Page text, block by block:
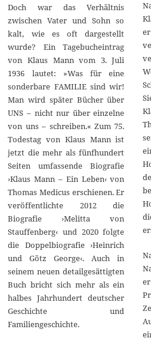
Doch war das Verhältnis
zwischen Vater und Sohn so
kalt, wie es oft dargestellt
wurde? Ein Tagebucheintrag
von Klaus Mann vom 3. Juli
1936 lautet: »Was für eine
sonderbare FAMILIE sind wir!
Man wird später Bücher über
UNS – nicht nur über einzelne
von uns – schreiben.« Zum 75.
Todestag von Klaus Mann ist
jetzt die mehr als fünfhundert
Seiten umfassende Biografie
›Klaus Mann – Ein Leben‹ von
Thomas Medicus erschienen. Er
veröffentlichte 2012 die
Biografie ›Melitta von
Stauffenberg‹ und 2020 folgte
die Doppelbiografie ›Heinrich
und Götz George‹. Auch in
seinem neuen detailgesättigten
Buch bricht sich mehr als ein
halbes Jahrhundert deutscher
Geschichte und
Familiengeschichte.